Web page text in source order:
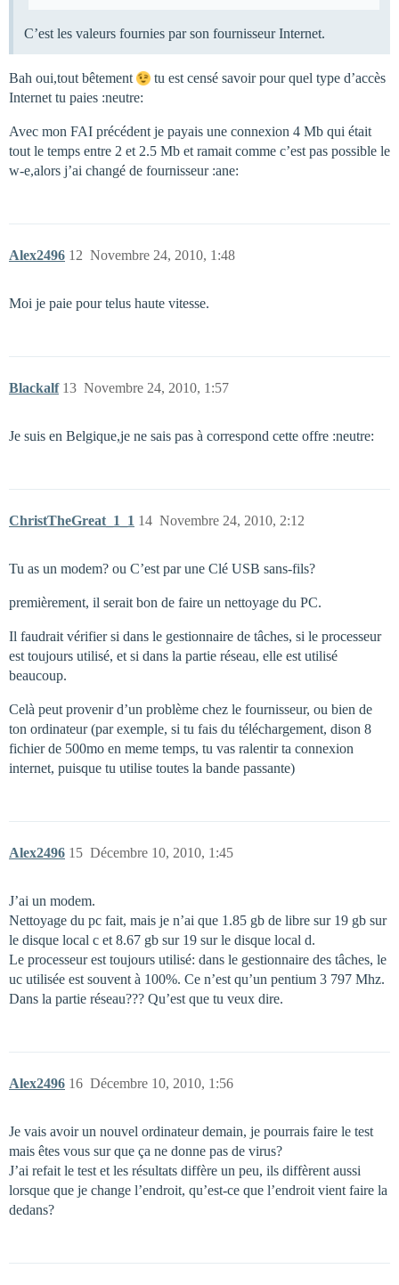
C’est les valeurs fournies par son fournisseur Internet.
Bah oui,tout bêtement
tu est censé savoir pour quel type d’accès
Internet tu paies :neutre:
Avec mon FAI précédent je payais une connexion 4 Mb qui était
tout le temps entre 2 et 2.5 Mb et ramait comme c’est pas possible le
w-e,alors j’ai changé de fournisseur :ane:
Alex2496 Novembre 24, 2010, 1:48
12
Moi je paie pour telus haute vitesse.
Blackalf Novembre 24, 2010, 1:57
13
Je suis en Belgique,je ne sais pas à correspond cette offre :neutre:
ChristTheGreat_1_1 Novembre 24, 2010, 2:12
14
Tu as un modem? ou C’est par une Clé USB sans-fils?
premièrement, il serait bon de faire un nettoyage du PC.
Il faudrait vérifier si dans le gestionnaire de tâches, si le processeur
est toujours utilisé, et si dans la partie réseau, elle est utilisé
beaucoup.
Celà peut provenir d’un problème chez le fournisseur, ou bien de
ton ordinateur (par exemple, si tu fais du téléchargement, dison 8
fichier de 500mo en meme temps, tu vas ralentir ta connexion
internet, puisque tu utilise toutes la bande passante)
Alex2496 Décembre 10, 2010, 1:45
15
J’ai un modem.
Nettoyage du pc fait, mais je n’ai que 1.85 gb de libre sur 19 gb sur
le disque local c et 8.67 gb sur 19 sur le disque local d.
Le processeur est toujours utilisé: dans le gestionnaire des tâches, le
uc utilisée est souvent à 100%. Ce n’est qu’un pentium 3 797 Mhz.
Dans la partie réseau??? Qu’est que tu veux dire.
Alex2496 Décembre 10, 2010, 1:56
16
Je vais avoir un nouvel ordinateur demain, je pourrais faire le test
mais êtes vous sur que ça ne donne pas de virus?
J’ai refait le test et les résultats diffère un peu, ils diffèrent aussi
lorsque que je change l’endroit, qu’est-ce que l’endroit vient faire la
dedans?